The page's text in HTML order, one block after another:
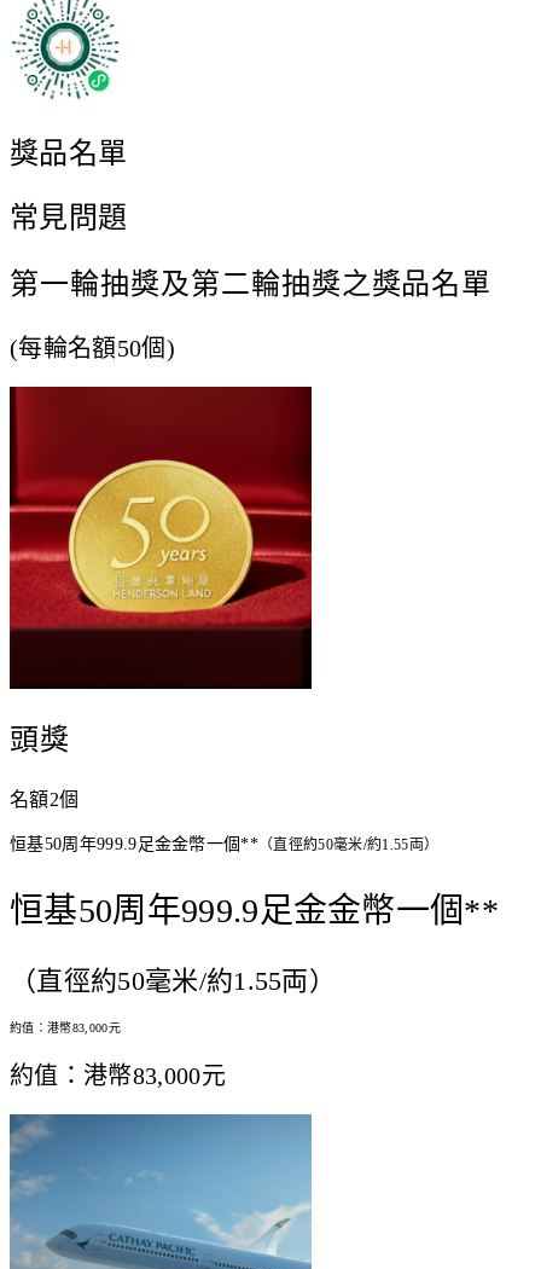
獎品名單
常見問題
第一輪抽獎及第二輪抽獎之獎品名單
(每輪名額50個)
頭獎
名額2個
恒基50周年999.9足金金幣一個** （直徑約50毫米/約1.55両）
恒基50周年999.9足金金幣一個**
（直徑約50毫米/約1.55両）
約值：港幣83,000元
約值：港幣83,000元